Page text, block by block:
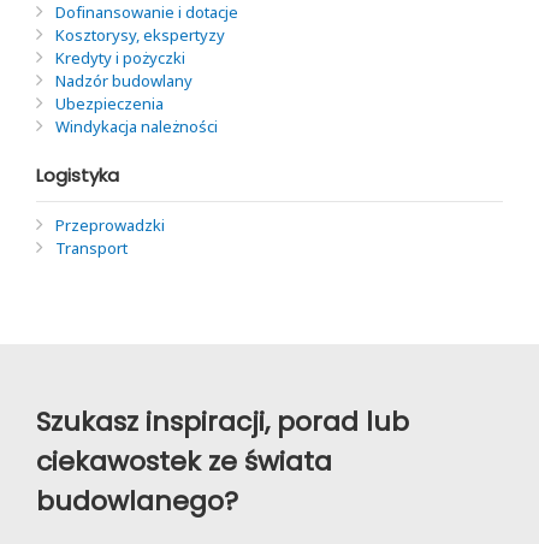
Dofinansowanie i dotacje
Kosztorysy, ekspertyzy
Kredyty i pożyczki
Nadzór budowlany
Ubezpieczenia
Windykacja należności
Logistyka
Przeprowadzki
Transport
Szukasz inspiracji, porad lub
ciekawostek ze świata
budowlanego?